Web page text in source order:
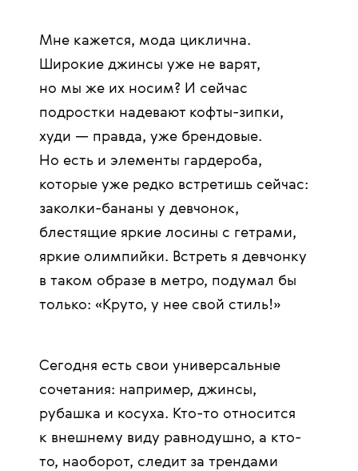
Мне кажется, мода циклична.
Широкие джинсы уже не варят,
но мы же их носим? И сейчас
подростки надевают кофты-зипки,
худи — правда, уже брендовые.
Но есть и элементы гардероба,
которые уже редко встретишь сейчас:
заколки-бананы у девчонок,
блестящие яркие лосины с гетрами,
яркие олимпийки. Встреть я девчонку
в таком образе в метро, подумал бы
только: «Круто, у нее свой стиль!»
Сегодня есть свои универсальные
сочетания: например, джинсы,
рубашка и косуха. Кто-то относится
к внешнему виду равнодушно, а кто-
то, наоборот, следит за трендами